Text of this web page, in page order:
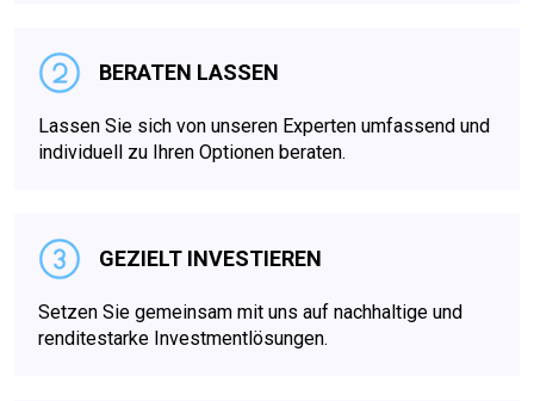
BERATEN LASSEN
Lassen Sie sich von unseren Experten umfassend und
individuell zu Ihren Optionen beraten.
GEZIELT INVESTIEREN
Setzen Sie gemeinsam mit uns auf nachhaltige und
renditestarke Investmentlösungen.